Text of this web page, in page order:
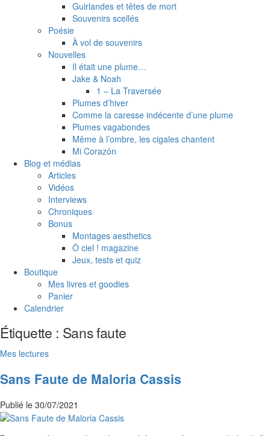
Guirlandes et têtes de mort
Souvenirs scellés
Poésie
À vol de souvenirs
Nouvelles
Il était une plume…
Jake & Noah
1 – La Traversée
Plumes d’hiver
Comme la caresse indécente d’une plume
Plumes vagabondes
Même à l’ombre, les cigales chantent
Mi Corazón
Blog et médias
Articles
Vidéos
Interviews
Chroniques
Bonus
Montages aesthetics
Ô ciel ! magazine
Jeux, tests et quiz
Boutique
Mes livres et goodies
Panier
Calendrier
Étiquette : Sans faute
Mes lectures
Sans Faute de Maloria Cassis
Publié le 30/07/2021